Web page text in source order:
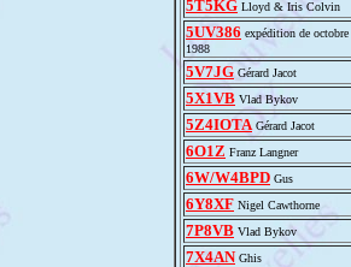
5T5KG Lloyd & Iris Colvin
5UV386 expédition de octobre
1988
5V7JG Gérard Jacot
5X1VB Vlad Bykov
5Z4IOTA Gérard Jacot
6O1Z Franz Langner
6W/W4BPD Gus
6Y8XF Nigel Cawthorne
7P8VB Vlad Bykov
7X4AN Ghis